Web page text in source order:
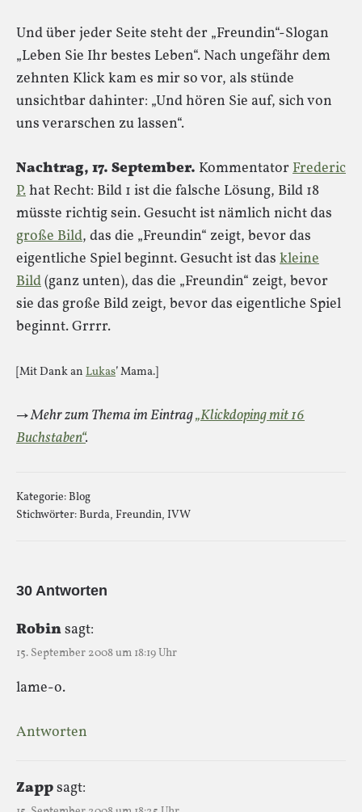
Und über jeder Seite steht der „Freundin“-Slogan
„Leben Sie Ihr bestes Leben“. Nach ungefähr dem
zehnten Klick kam es mir so vor, als stünde
unsichtbar dahinter: „Und hören Sie auf, sich von
uns verarschen zu lassen“.
Nachtrag, 17. September. Kommentator Frederic
P.hat Recht: Bild 1 ist die falsche Lösung, Bild 18
müsste richtig sein. Gesucht ist nämlich nicht das
große Bild, das die „Freundin“ zeigt, bevor das
eigentliche Spiel beginnt. Gesucht ist das kleine
Bild(ganz unten), das die „Freundin“ zeigt, bevor
sie das große Bild zeigt, bevor das eigentliche Spiel
beginnt. Grrrr.
[Mit Dank an Lukas’ Mama.]
→ Mehr zum Thema im Eintrag„Klickdoping mit 16
Buchstaben“.
Kategorie:Blog
Stichwörter:Burda, Freundin, IVW
30 Antworten
Robinsagt:
15. September 2008 um 18:19 Uhr
lame-o.
Antworten
Zappsagt: